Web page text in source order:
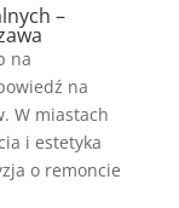
–
na
na
W miastach
i estetyka
o remoncie